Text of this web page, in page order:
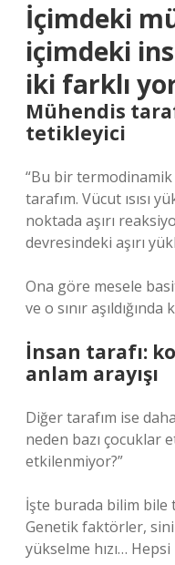
İçimdeki
içimdeki
iki farklı
Mühendis
tetikleyici
“Bu bir
tarafım. Vücut ısısı
noktada aşırı
devresindeki aşırı
Ona göre mesele
ve o sınır
İnsan tarafı:
anlam arayışı
Diğer tarafım ise
neden bazı çocuklar
etkilenmiyor?”
İşte burada bilim bile
Genetik faktörler,
yükselme hızı…